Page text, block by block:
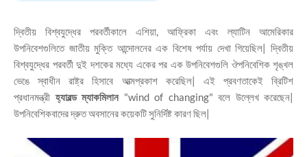
দ্বিতীয় বিশ্বযুদ্ধের পরবর্তীকালে এশিয়া, আফ্রিকা এবং ল্যাটিন আমেরিকার
উপনিবেশগুলিতে জাতীয় মুক্তি আন্দোলনের এক বিশেষ পর্যায় দেখা গিয়েছিল| দ্বিতীয়
বিশ্বযুদ্ধের পরবর্তী দুই দশকের মধ্যে একের পর এক উপনিবেশগুলি ঔপনিবেশিক শৃঙ্খল
ভেঙে স্বাধীন রাষ্ট্র হিসাবে আত্মপ্রকাশ করেছিল| এই প্রবণতাকেই ব্রিটিশ
প্রধানমন্ত্রীহ্যারল্ড ম্যাকমিলান"wind of changing" বলে উল্লেখ করেছেন|
উপনিবেশিকবাদের দ্রুত অবসানের কয়েকটি সুনির্দিষ্ট কারণ ছিল|